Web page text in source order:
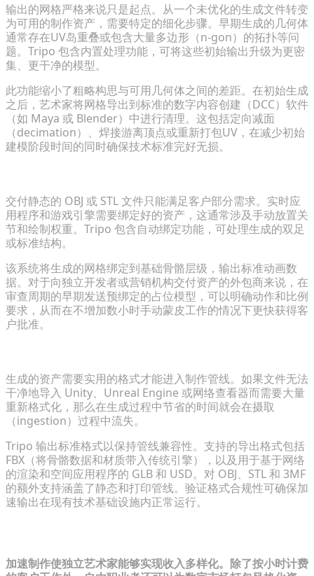
输出的网格严格来说只是起点。从一个未优化的生成文件转变
为可用的制作资产，需要特定的细化步骤。早期生成的几何体
通常存在UV岛重叠或包含大量多边形（n-gon）的拓扑等问
题。Tripo 包含内置处理功能，可将这些初始输出升级为更密
集、更干净的模型。
此功能缩小了粗略构思与可用几何体之间的差距。在初始生成
之后，艺术家将网格导出到标准的数字内容创建（DCC）软件
（如 Maya 或 Blender）中进行清理。这包括定向减面
（decimation）、焊接游离顶点或重新打包UV，在减少初始
建模阶段时间的同时确保技术标准完好无损。
交付静态的 OBJ 或 STL 文件只能满足客户部分需求。实时应
用程序和游戏引擎需要绑定好的资产，这通常涉及手动放置关
节和绘制权重。Tripo 包含自动绑定功能，可处理生成的双足
或标准结构。
该系统将生成的网格绑定到基础骨骼层级，输出标准动画数
据。对于向独立开发者或营销机构交付资产的外包商来说，在
审查周期的早期发送预绑定的占位模型，可以明确动作和比例
要求，从而在不增加数小时手动蒙皮工作的情况下更快获得客
户批准。
生成的资产需要实用的格式才能进入制作管线。如果文件无法
干净地导入 Unity、Unreal Engine 或网络查看器而需要大量
重新格式化，那么在生成过程中节省的时间就会在摄取
（ingestion）过程中流失。
Tripo 输出标准格式以保持管线兼容性。支持的导出格式包括
FBX（将骨骼数据和材质带入传统引擎），以及用于基于网络
的渲染和空间应用程序的 GLB 和 USD。对 OBJ、STL 和 3MF
的额外支持涵盖了静态和打印管线。验证格式合规性可确保加
速输出在现有技术基础设施内正常运行。
加速制作使独立艺术家能够实现收入多样化。除了按小时计费